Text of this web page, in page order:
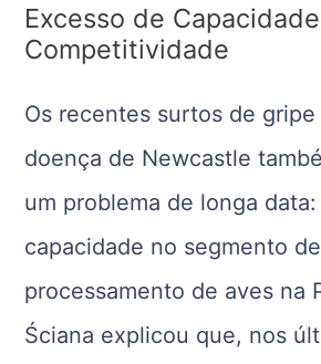
Excesso de
Competitividade
Os recentes surtos de gripe
doença de Newcastle
um problema de longa
capacidade no segmento
processamento de aves na
Ściana explicou que, nos